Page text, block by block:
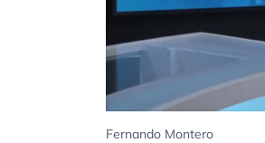
Fernando Montero